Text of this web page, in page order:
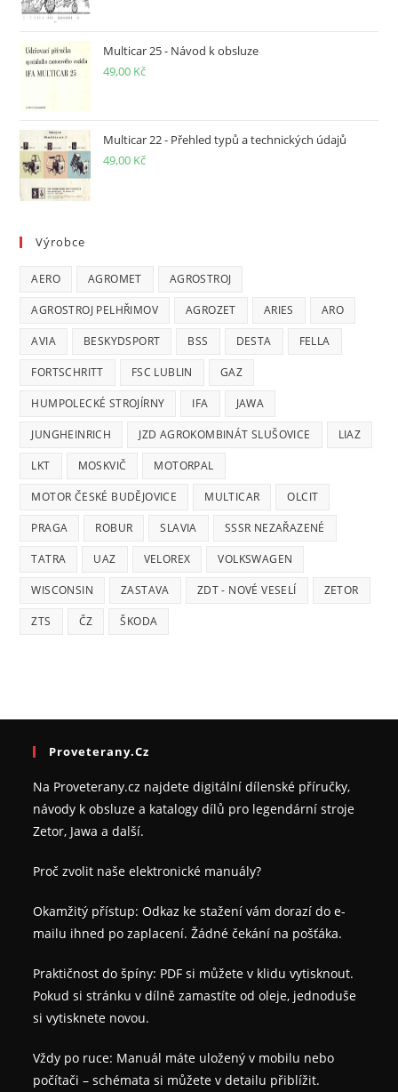
Multicar 25 - Návod k obsluze
49,00 Kč
Multicar 22 - Přehled typů a technických údajů
49,00 Kč
Výrobce
AERO AGROMET AGROSTROJ
AGROSTROJ PELHŘIMOV AGROZET ARIES ARO
AVIA BESKYDSPORT BSS DESTA FELLA
FORTSCHRITT FSC LUBLIN GAZ
HUMPOLECKÉ STROJÍRNY IFA JAWA
JUNGHEINRICH JZD AGROKOMBINÁT SLUŠOVICE LIAZ
LKT MOSKVIČ MOTORPAL
MOTOR ČESKÉ BUDĚJOVICE MULTICAR OLCIT
PRAGA ROBUR SLAVIA SSSR NEZAŘAZENÉ
TATRA UAZ VELOREX VOLKSWAGEN
WISCONSIN ZASTAVA ZDT - NOVÉ VESELÍ ZETOR
ZTS ČZ ŠKODA
Proveterany.cz
Na Proveterany.cz najdete digitální dílenské příručky,
návody k obsluze a katalogy dílů pro legendární stroje
Zetor, Jawa a další.
Proč zvolit naše elektronické manuály?
Okamžitý přístup: Odkaz ke stažení vám dorazí do e-
mailu ihned po zaplacení. Žádné čekání na pošťáka.
Praktičnost do špíny: PDF si můžete v klidu vytisknout.
Pokud si stránku v dílně zamastíte od oleje, jednoduše
si vytisknete novou.
Vždy po ruce: Manuál máte uložený v mobilu nebo
počítači – schémata si můžete v detailu přiblížit.